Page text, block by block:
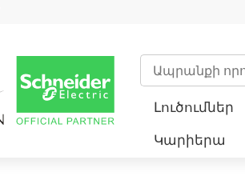
Լուծումներ
Կարիերա